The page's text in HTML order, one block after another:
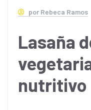
por Rebeca Ramos
Lasaña
nutritivo